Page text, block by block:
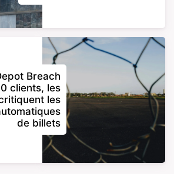
Breach
clients, les
les
de billets